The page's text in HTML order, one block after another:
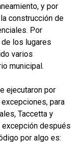
y por
construcción de
Por
los lugares
varios
municipal.
ejecutaron por
para
Taccetta y
después
por algo es: